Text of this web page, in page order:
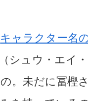
キャラクター名
シュウ・エイ
。未だに冨樫